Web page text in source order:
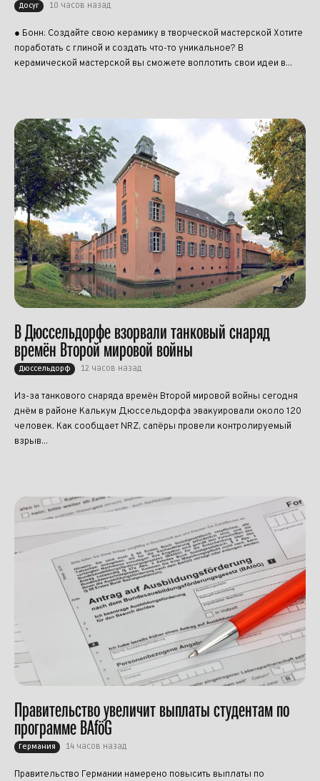
Досуг 10 часов назад
● Бонн: Создайте свою керамику в творческой мастерской Хотите
поработать с глиной и создать что-то уникальное? В
керамической мастерской вы сможете воплотить свои идеи в...
В Дюссельдорфе взорвали танковый снаряд
времён Второй мировой войны
Дюссельдорф 12 часов назад
Из-за танкового снаряда времён Второй мировой войны сегодня
днём в районе Калькум Дюссельдорфа эвакуировали около 120
человек. Как сообщает NRZ, сапёры провели контролируемый
взрыв...
Правительство увеличит выплаты студентам по
программе BAföG
Германия 14 часов назад
Правительство Германии намерено повысить выплаты по